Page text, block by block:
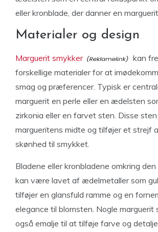
eller kronblade, der danner en
Materialer og design
Marguerit smykker
kan
forskellige materialer for at
smag og præferencer. Typisk er
marguerit en perle eller en ædelsten
zirkonia eller en farvet sten. Disse
margueritens midte og tilføjer et strejf
skønhed til smykket.
Bladene eller kronbladene omkring
kan være lavet af ædelmetaller som
tilføjer en glansfuld ramme og en
elegance til blomsten. Nogle marguerit
også emalje til at tilføje farve og